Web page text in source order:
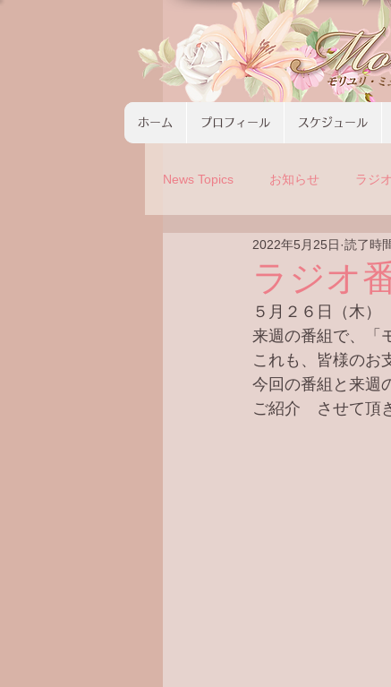
ホーム プロフィール スケジュール
News Topics お知らせ ラジ
コンサート ツアーの募集
ラジオ
2022年5月25日 読了時
５月２６日（木）
来週の番組で、「
これも、皆様のお
今回の番組と来週
ご紹介　させて頂